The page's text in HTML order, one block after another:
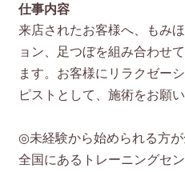
仕事内容
来店されたお客様へ、もみ
ョン、足つぼを組み合わせ
ます。お客様にリラクゼー
ピストとして、施術をお願い
◎未経験から始められる方
全国にあるトレーニングセ